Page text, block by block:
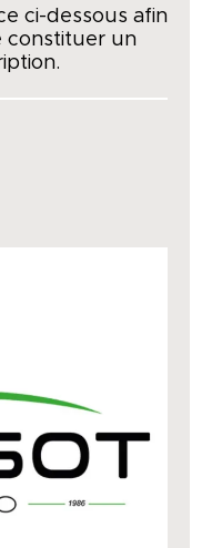
ci-dessous afin
constituer un